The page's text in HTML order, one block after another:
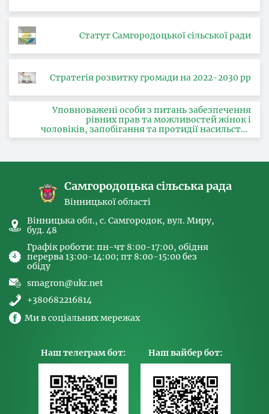
Статут Самгородоцької сільської ради
Стратегія розвитку громади на 2022-2030 рр
Уповноважені особи з питань забезпечення
рівних прав та можливостей жінок і
чоловіків, запобігання та протидії насильству
за ознакою статі, з питань здійснення заходів,
Самгородоцька сільська рада
Вінницької області
Вінницька обл., с. Самгородок, вул. Миру,
буд. 48
Графік роботи: пн-чт 8:00-17:00, обідня
перерва 13:00-14:00; пт 8:00-15:00 без
обіду
smagron@ukr.net
+380682216814
Ми в соціальних мережах
Наш телеграм бот: Наш вайбер бот: